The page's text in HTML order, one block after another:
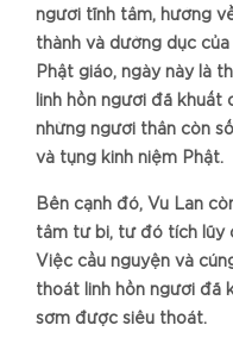
người tĩnh tâm, hướng
thành và dưỡng dục
Phật giáo, ngày này là
linh hồn người đã
những người thân còn
và tụng kinh niệm Phật.
Bên cạnh đó, Vu Lan
tâm từ bi, từ đó tích lũy
Việc cầu nguyện và
thoát linh hồn người đã
sớm được siêu thoát.